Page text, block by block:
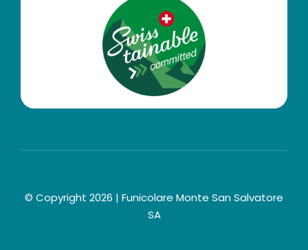
© Copyright 2026 | Funicolare Monte San Salvatore
SA